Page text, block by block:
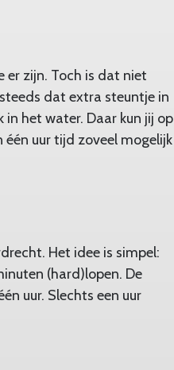
er zijn. Toch is dat niet
dat extra steuntje in
het water. Daar kun jij op
uur tijd zoveel mogelijk
Het idee is simpel:
(hard)lopen. De
uur. Slechts een uur